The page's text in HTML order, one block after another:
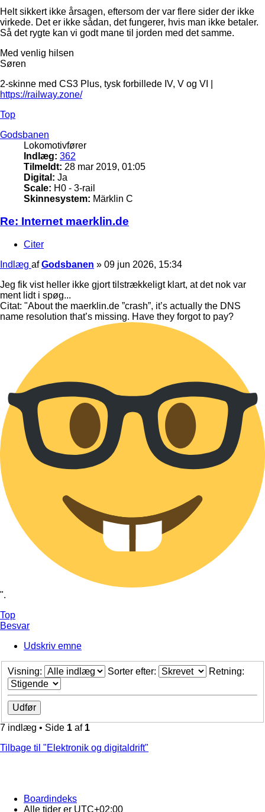
Helt sikkert ikke årsagen, eftersom der var flere sider der ikke
virkede. Det er ikke sådan, det fungerer, hvis man ikke betaler.
Så det rygte kan vi godt mane til jorden med det samme.
Med venlig hilsen
Søren
2-skinne med CS3 Plus, tysk forbillede IV, V og VI |
https://railway.zone/
Top
Godsbanen
Lokomotivfører
Indlæg: 362
Tilmeldt: 28 mar 2019, 01:05
Digital: Ja
Scale: H0 - 3-rail
Skinnesystem: Märklin C
Re: Internet maerklin.de
Citer
Indlæg afGodsbanen » 09 jun 2026, 15:34
Jeg fik vist heller ikke gjort tilstrækkeligt klart, at det nok var
ment lidt i spøg...
Citat: "About the maerklin.de ”crash”, it’s actually the DNS
name resolution that’s missing. Have they forgot to pay?
".
Top
Besvar
Udskriv emne
Visning: Sorter efter: Retning:
7 indlæg • Side 1 af 1
Tilbage til "Elektronik og digitaldrift"
Boardindeks
Alle tider er UTC+02:00